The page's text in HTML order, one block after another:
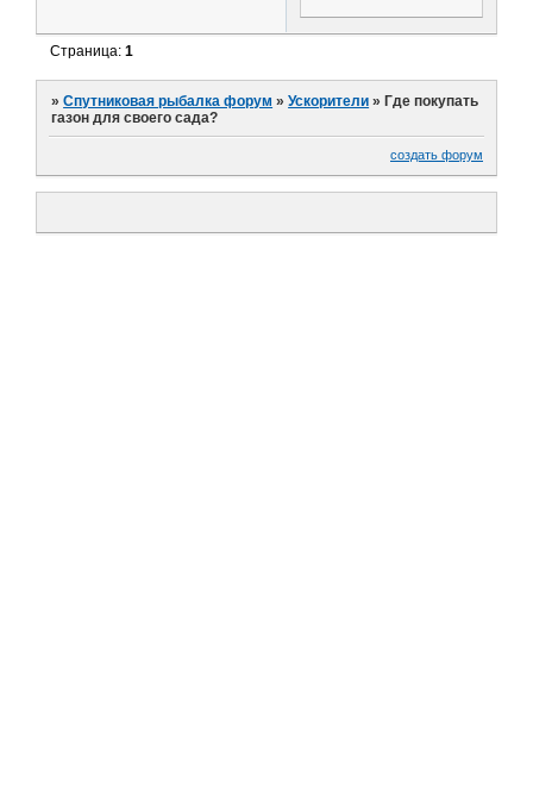
Страница:1
»Спутниковая рыбалка форум »Ускорители »Где покупать
газон для своего сада?
создать форум